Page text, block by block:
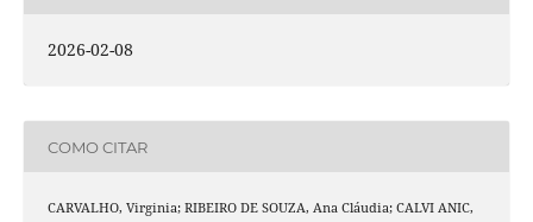
2026-02-08
COMO CITAR
CARVALHO, Virginia; RIBEIRO DE SOUZA, Ana Cláudia; CALVI ANIC,